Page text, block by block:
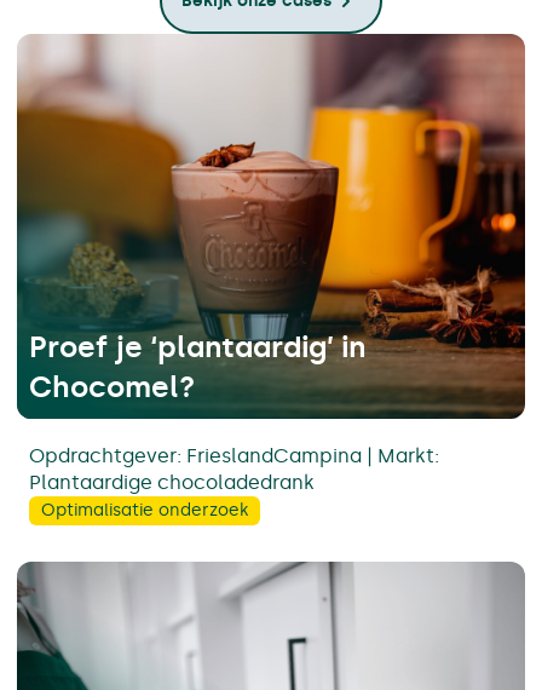
Opdrachtgever: FrieslandCampina | Markt:
Plantaardige chocoladedrank
Proef je ‘plantaardig’ in
Chocomel?
Optimalisatie onderzoek